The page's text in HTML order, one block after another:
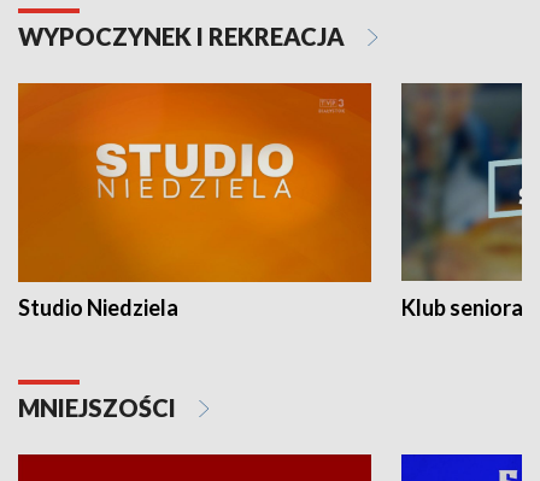
WYPOCZYNEK I REKREACJA
Studio Niedziela Klub seniora
MNIEJSZOŚCI